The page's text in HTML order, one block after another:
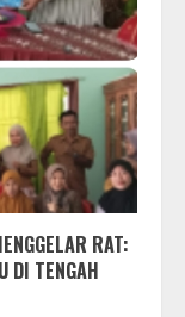
RAT:
DI TENGAH